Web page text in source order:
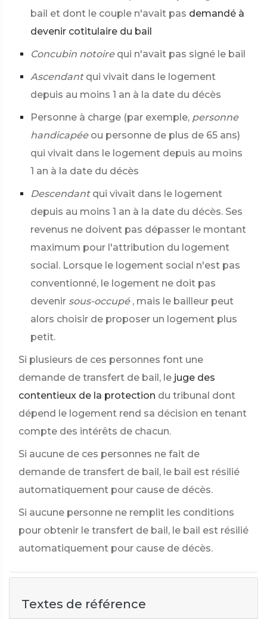
bail et dont le couple n'avait pas demandé à
devenir cotitulaire du bail
Concubin notoire qui n'avait pas signé le bail
Ascendant qui vivait dans le logement
depuis au moins 1 an à la date du décès
Personne à charge (par exemple, personne
handicapée ou personne de plus de 65 ans)
qui vivait dans le logement depuis au moins
1 an à la date du décès
Descendant qui vivait dans le logement
depuis au moins 1 an à la date du décès. Ses
revenus ne doivent pas dépasser le montant
maximum pour l'attribution du logement
social. Lorsque le logement social n'est pas
conventionné, le logement ne doit pas
devenir sous-occupé , mais le bailleur peut
alors choisir de proposer un logement plus
petit.
Si plusieurs de ces personnes font une
demande de transfert de bail, le juge des
contentieux de la protection du tribunal dont
dépend le logement rend sa décision en tenant
compte des intérêts de chacun.
Si aucune de ces personnes ne fait de
demande de transfert de bail, le bail est résilié
automatiquement pour cause de décès.
Si aucune personne ne remplit les conditions
pour obtenir le transfert de bail, le bail est résilié
automatiquement pour cause de décès.
Textes de référence